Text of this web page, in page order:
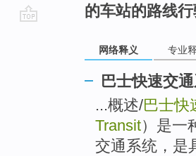
的车站的路线
网络释义 专业
巴士快速交
...概述/巴士快
Transit）是一
交通系统，是